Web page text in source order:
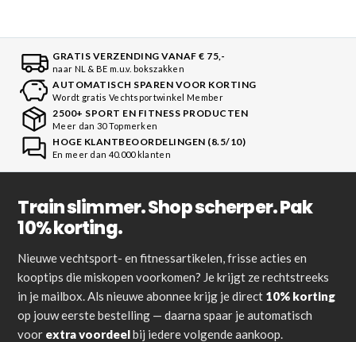
GRATIS VERZENDING VANAF € 75,-
naar NL & BE m.u.v. bokszakken
AUTOMATISCH SPAREN VOOR KORTING
Wordt gratis Vechtsportwinkel Member
2500+ SPORT EN FITNESS PRODUCTEN
Meer dan 30 Topmerken
HOGE KLANTBEOORDELINGEN (8.5/10)
En meer dan 40.000 klanten
Train slimmer. Shop scherper. Pak
10% korting.
Nieuwe vechtsport- en fitnessartikelen, frisse acties en
kooptips die miskopen voorkomen? Je krijgt ze rechtstreeks
in je mailbox. Als nieuwe abonnee krijg je direct 10% korting
op jouw eerste bestelling — daarna spaar je automatisch
voor extra voordeelbij iedere volgende aankoop.